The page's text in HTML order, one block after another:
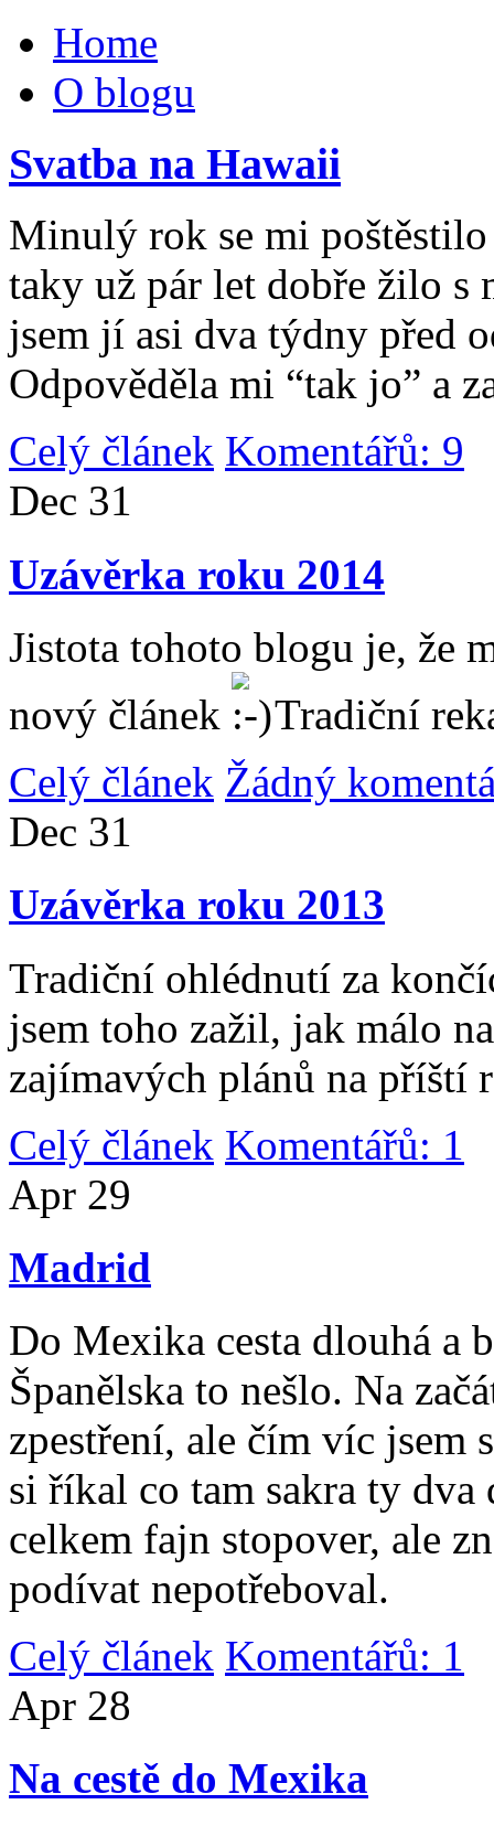
Home
O blogu
Svatba na Hawaii
Minulý rok se mi
taky už pár let dobře žilo
jsem jí asi dva týdny před
Odpověděla mi “tak jo” a
Celý článek Komentářů: 9
Dec 31
Uzávěrka roku 2014
Jistota tohoto blogu je, že
nový článek
Tradiční
Celý článek Žádný
Dec 31
Uzávěrka roku 2013
Tradiční ohlédnutí za
jsem toho zažil, jak málo
zajímavých plánů na příští
Celý článek Komentářů: 1
Apr 29
Madrid
Do Mexika cesta dlouhá a
Španělska to nešlo. Na
zpestření, ale čím víc jsem
si říkal co tam sakra ty
celkem fajn stopover, ale
podívat nepotřeboval.
Celý článek Komentářů: 1
Apr 28
Na cestě do Mexika